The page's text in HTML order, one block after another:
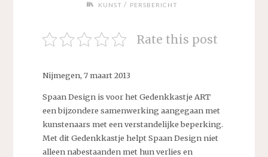
KUNST / PERSBERICHT
Rate this post
Nijmegen, 7 maart 2013
Spaan Design is voor het Gedenkkastje ART
een bijzondere samenwerking aangegaan met
kunstenaars met een verstandelijke beperking.
Met dit Gedenkkastje helpt Spaan Design niet
alleen nabestaanden met hun verlies en